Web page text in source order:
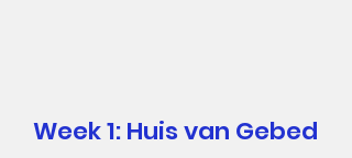
Week 1: Huis van Gebed